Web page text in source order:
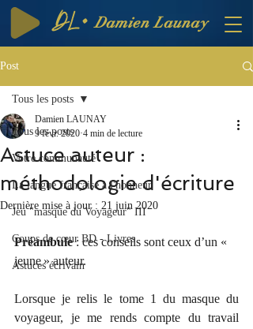
DL· Damien Launay
Post
Tous les posts
Votre communauté
La langue française à l'honneur
Jeu "masque du Voyageur" III
Coups de cœur BD - Livres
Astuces écrivain
Tous les posts
Astuce auteur :
méthodologie d'écriture
Damien LAUNAY
9 févr. 2020 4 min de lecture
Dernière mise à jour : 21 juin 2020
Préambule : ces conseils sont ceux d’un «
jeune » auteur.
Lorsque je relis le tome 1 du masque du
voyageur, je me rends compte du travail